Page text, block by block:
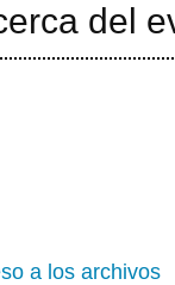
del
a los archivos